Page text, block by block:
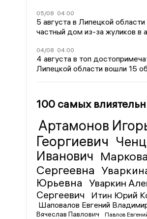
05/08 04:00
5 августа в Липецкой
частный дом из-за жуликов в
04/08 04:00
4 августа в топ
Липецкой области вошли 15
100 самых
Артамонов
Георгиевич
Иванович
Сергеевна
Юрьевна
Уваркин
Сергеевич
Итин Юрий
Шаповалов Евгений
Вячеслав Павлович
Павлов